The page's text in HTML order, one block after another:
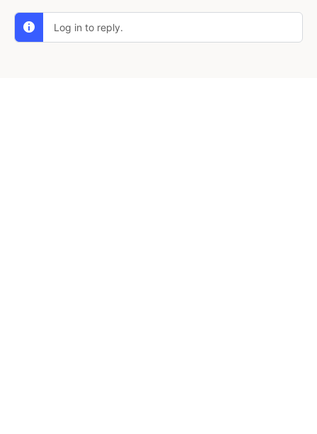
Log in to reply.